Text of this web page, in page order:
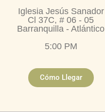
Iglesia Jesús Sanador
Cl 37C, # 06 - 05
Barranquilla - Atlántico
5:00 PM
Cómo Llegar